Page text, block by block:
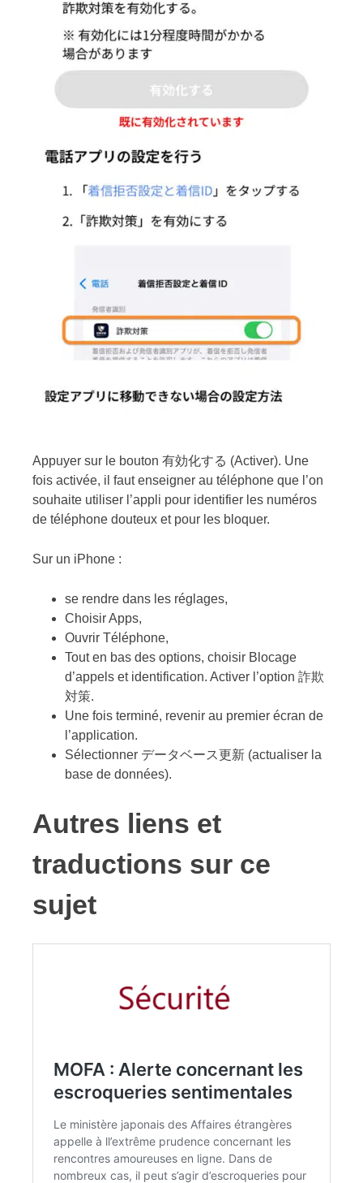
Appuyer sur le bouton 有効化する (Activer). Une
fois activée, il faut enseigner au téléphone que l’on
souhaite utiliser l’appli pour identifier les numéros
de téléphone douteux et pour les bloquer.
Sur un iPhone :
se rendre dans les réglages,
Choisir Apps,
Ouvrir Téléphone,
Tout en bas des options, choisir Blocage
d’appels et identification. Activer l’option 詐欺
対策.
Une fois terminé, revenir au premier écran de
l’application.
Sélectionner データベース更新 (actualiser la
base de données).
Autres liens et
traductions sur ce
sujet